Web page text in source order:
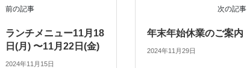
前の記事
ランチメニュー11月18
日(月) 〜11月22日(金)
2024年11月15日
次の記事
年末年始休業のご案内
2024年11月29日